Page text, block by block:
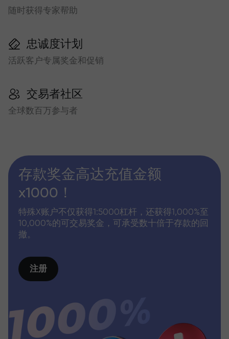
随时获得专家帮助
忠诚度计划
活跃客户专属奖金和促销
交易者社区
全球数百万参与者
存款奖金高达充值金额
x1000！
特殊X账户不仅获得1:5000杠杆，还获得1,000%至
10,000%的可交易奖金，可承受数十倍于存款的回
撤。
注册